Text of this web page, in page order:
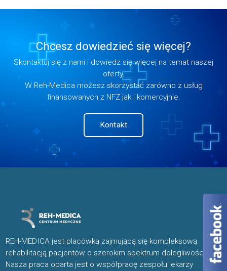
Chcesz dowiedzieć się więcej?
Skontaktuj się z nami i dowiedz się więcej na temat naszej
oferty.
W Reh-Medica możesz skorzystać zarówno z usług
finansowanych z NFZ jak i komercyjnie.
Kontakt
REH-MEDICA jest placówką zajmującą się kompleksową
rehabilitacją pacjentów o szerokim spektrum dolegliwości.
Nasza praca oparta jest o współpracę zespołu lekarzy